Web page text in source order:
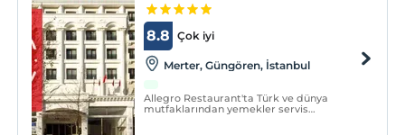
Çok iyi
8.8
Merter, Güngören, İstanbul
Allegro Restaurant'ta Türk ve dünya
mutfaklarından yemekler servis